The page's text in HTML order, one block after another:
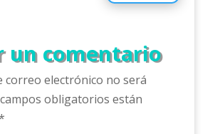
un comentario
correo electrónico no será
obligatorios están